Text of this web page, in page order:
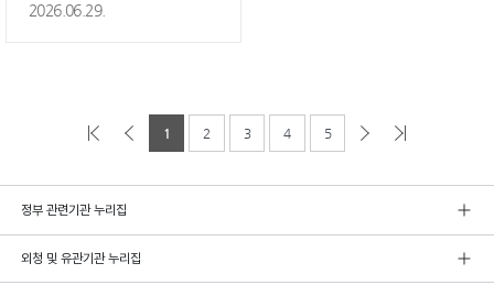
2026.06.29.
1 2 3 4 5
정부 관련기관 누리집
외청 및 유관기관 누리집